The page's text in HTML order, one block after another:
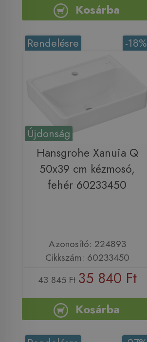
Kosárba
Újdonság
-18%
Rendelésre
Hansgrohe Xanuia Q
50x39 cm kézmosó,
fehér 60233450
Azonosító: 224893
Cikkszám: 60233450
43 845 Ft 35 840 Ft
Kosárba